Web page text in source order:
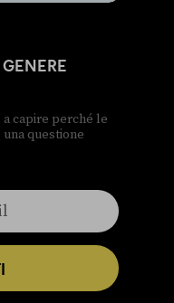
capire perché le
questione